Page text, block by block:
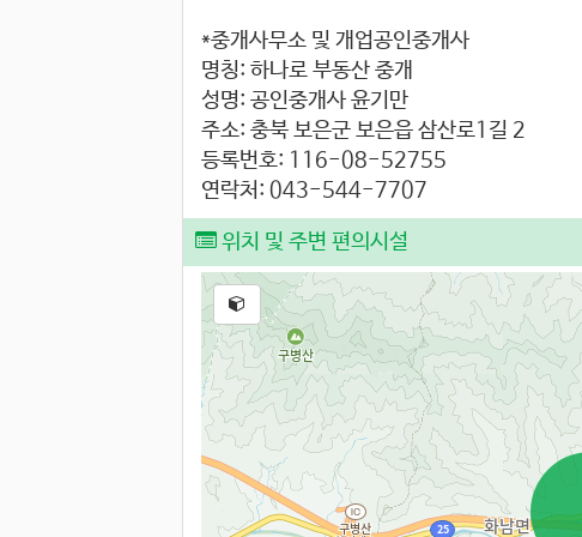
*중개사무소 및 개업공인중개사
명칭: 하나로 부동산 중개
성명: 공인중개사 윤기만
주소: 충북 보은군 보은읍 삼산로1길 2
등록번호: 116-08-52755
연락처: 043-544-7707
위치 및 주변 편의시설